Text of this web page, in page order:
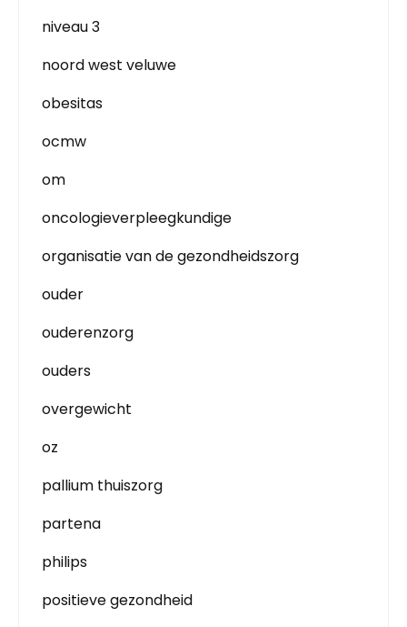
niveau 3
noord west veluwe
obesitas
ocmw
om
oncologieverpleegkundige
organisatie van de gezondheidszorg
ouder
ouderenzorg
ouders
overgewicht
oz
pallium thuiszorg
partena
philips
positieve gezondheid